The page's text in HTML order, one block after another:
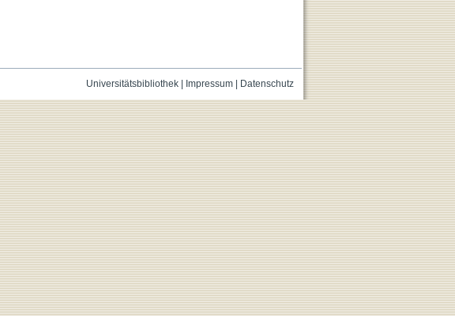
Universitätsbibliothek| Impressum| Datenschutz